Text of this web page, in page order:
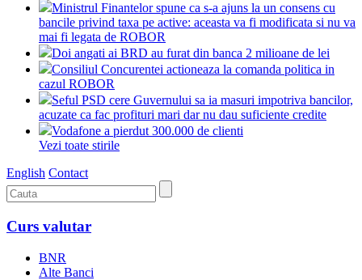
Ministrul Finantelor spune ca s-a ajuns la un consens cu
bancile privind taxa pe active: aceasta va fi modificata si nu va
mai fi legata de ROBOR
Doi angati ai BRD au furat din banca 2 milioane de lei
Consiliul Concurentei actioneaza la comanda politica in
cazul ROBOR
Seful PSD cere Guvernului sa ia masuri impotriva bancilor,
acuzate ca fac profituri mari dar nu dau suficiente credite
Vodafone a pierdut 300.000 de clienti
Vezi toate stirile
English Contact
Curs valutar
BNR
Alte Banci